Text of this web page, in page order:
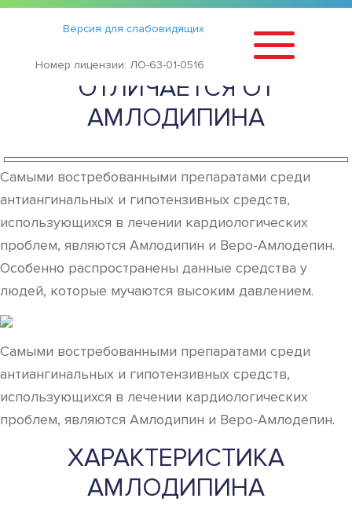
Версия для слабовидящих
Номер лицензии: ЛО-63-01-0516
Статьи ›
АМЛОДИПИН ТЕВА ЧЕМ
ОТЛИЧАЕТСЯ ОТ
АМЛОДИПИНА
Самыми востребованными препаратами среди
антиангинальных и гипотензивных средств,
использующихся в лечении кардиологических
проблем, являются Амлодипин и Веро-Амлодепин.
Особенно распространены данные средства у
людей, которые мучаются высоким давлением.
Самыми востребованными препаратами среди
антиангинальных и гипотензивных средств,
использующихся в лечении кардиологических
проблем, являются Амлодипин и Веро-Амлодепин.
ХАРАКТЕРИСТИКА
АМЛОДИПИНА